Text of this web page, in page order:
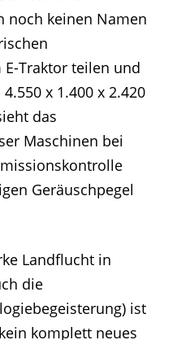
noch keinen Namen
Traktor teilen und
x 1.400 x 2.420
das
Maschinen bei
Geräuschpegel
Landflucht in
die
ist
komplett neues